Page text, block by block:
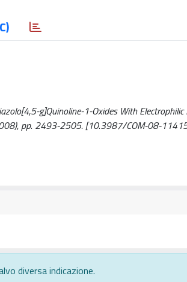
g]Quinoline-1-Oxides With
pp. 2493-2505. [10.3987/COM-08-
diversa indicazione.